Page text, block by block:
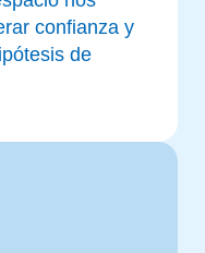
confianza y
de